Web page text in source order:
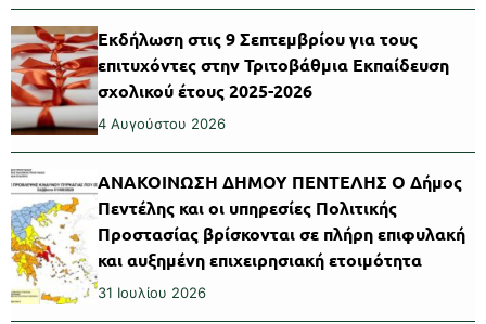
Εκδήλωση στις 9 Σεπτεμβρίου για τους
επιτυχόντες στην Τριτοβάθμια Εκπαίδευση
σχολικού έτους 2025-2026
4 Αυγούστου 2026
ΑΝΑΚΟΙΝΩΣΗ ΔΗΜΟΥ ΠΕΝΤΕΛΗΣ Ο Δήμος
Πεντέλης και οι υπηρεσίες Πολιτικής
Προστασίας βρίσκονται σε πλήρη επιφυλακή
και αυξημένη επιχειρησιακή ετοιμότητα
31 Ιουλίου 2026